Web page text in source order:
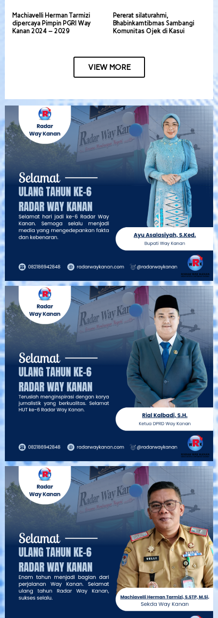
Machiavelli Herman Tarmizi
dipercaya Pimpin PGRI Way
Kanan 2024 – 2029
Pererat silaturahmi,
Bhabinkamtibmas Sambangi
Komunitas Ojek di Kasui
VIEW MORE